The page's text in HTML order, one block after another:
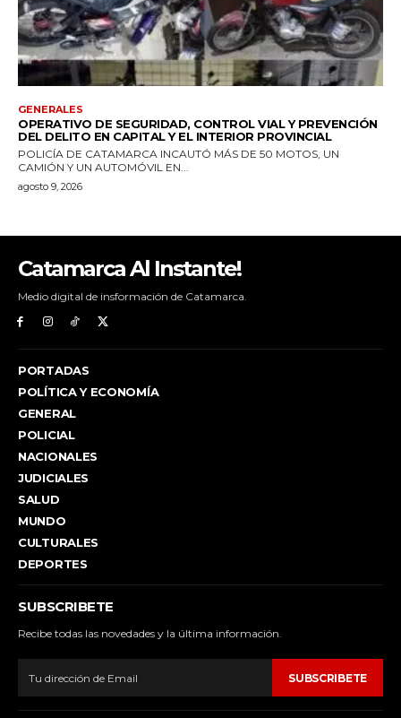
Catamarca Al Instante!
Medio digital de insformación de Catamarca.
PORTADAS
POLÍTICA Y ECONOMÍA
GENERAL
POLICIAL
NACIONALES
JUDICIALES
SALUD
MUNDO
CULTURALES
DEPORTES
SUBSCRIBETE
Recibe todas las novedades y la última información.
SUBSCRIBETE